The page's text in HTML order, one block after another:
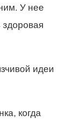
У нее
здоровая
идеи
когда